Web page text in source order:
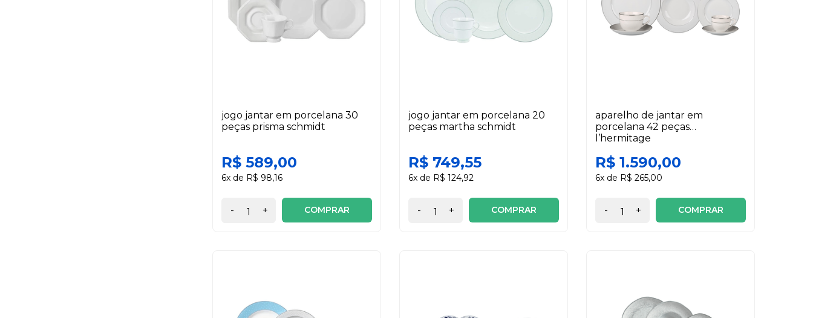
jogo jantar em porcelana 30
peças prisma schmidt
R$ 589,00
6x de R$ 98,16
- + COMPRAR
jogo jantar em porcelana 20
peças martha schmidt
R$ 749,55
6x de R$ 124,92
- + COMPRAR
aparelho de jantar em
porcelana 42 peças
l’hermitage
R$ 1.590,00
6x de R$ 265,00
- + COMPRAR